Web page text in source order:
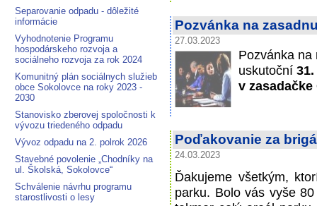
Separovanie odpadu - dôležité
informácie
Vyhodnotenie Programu
hospodárskeho rozvoja a
sociálneho rozvoja za rok 2024
Komunitný plán sociálnych služieb
obce Sokolovce na roky 2023 -
2030
Stanovisko zberovej spoločnosti k
vývozu triedeného odpadu
Vývoz odpadu na 2. polrok 2026
Stavebné povolenie „Chodníky na
ul. Školská, Sokolovce“
Schválenie návrhu programu
starostlivosti o lesy
Pozvánka na
27.03.2023
Pozvánka na
uskutoční
v
Poďakovanie za
24.03.2023
Ďakujeme všetkým,
parku. Bolo vás vyše